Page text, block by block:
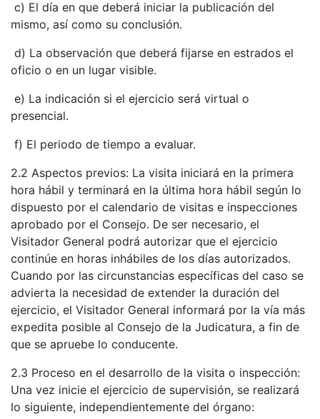
​ c) El día en que deberá iniciar la publicación del
mismo, así como su conclusión.
​ d) La observación que deberá fijarse en estrados el
oficio o en un lugar visible.
​ e) La indicación si el ejercicio será virtual o
presencial.
​ f) El periodo de tiempo a evaluar.
2.2 Aspectos previos: La visita iniciará en la primera
hora hábil y terminará en la última hora hábil según lo
dispuesto por el calendario de visitas e inspecciones
aprobado por el Consejo. De ser necesario, el
Visitador General podrá autorizar que el ejercicio
continúe en horas inhábiles de los días autorizados.
Cuando por las circunstancias específicas del caso se
advierta la necesidad de extender la duración del
ejercicio, el Visitador General informará por la vía más
expedita posible al Consejo de la Judicatura, a fin de
que se apruebe lo conducente.
2.3 Proceso en el desarrollo de la visita o inspección:
Una vez inicie el ejercicio de supervisión, se realizará
lo siguiente, independientemente del órgano: